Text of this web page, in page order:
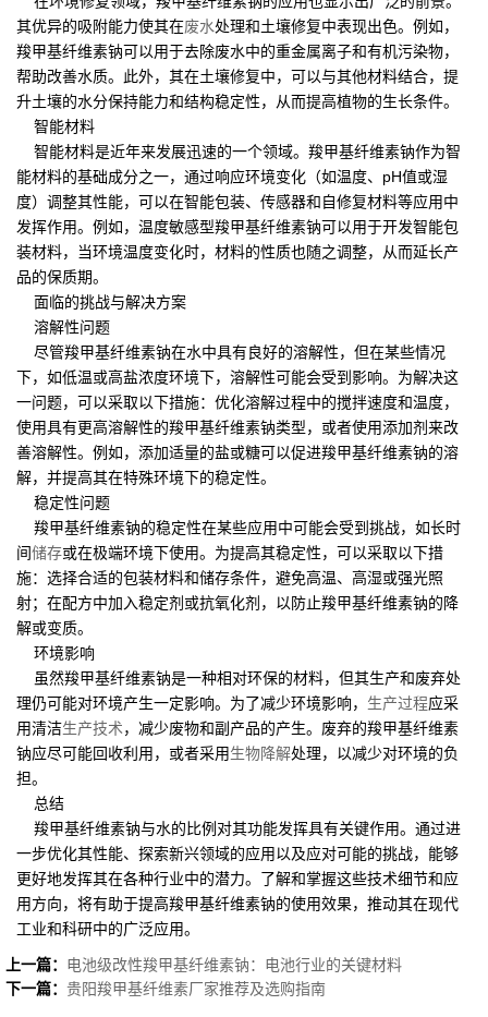
其优异的吸附能力使其在废水处理和土壤修复中表现出色。例如，
羧甲基纤维素钠可以用于去除废水中的重金属离子和有机污染物，
帮助改善水质。此外，其在土壤修复中，可以与其他材料结合，提
升土壤的水分保持能力和结构稳定性，从而提高植物的生长条件。
智能材料
智能材料是近年来发展迅速的一个领域。羧甲基纤维素钠作为智
能材料的基础成分之一，通过响应环境变化（如温度、pH值或湿
度）调整其性能，可以在智能包装、传感器和自修复材料等应用中
发挥作用。例如，温度敏感型羧甲基纤维素钠可以用于开发智能包
装材料，当环境温度变化时，材料的性质也随之调整，从而延长产
品的保质期。
面临的挑战与解决方案
溶解性问题
尽管羧甲基纤维素钠在水中具有良好的溶解性，但在某些情况
下，如低温或高盐浓度环境下，溶解性可能会受到影响。为解决这
一问题，可以采取以下措施：优化溶解过程中的搅拌速度和温度，
使用具有更高溶解性的羧甲基纤维素钠类型，或者使用添加剂来改
善溶解性。例如，添加适量的盐或糖可以促进羧甲基纤维素钠的溶
解，并提高其在特殊环境下的稳定性。
稳定性问题
羧甲基纤维素钠的稳定性在某些应用中可能会受到挑战，如长时
间储存或在极端环境下使用。为提高其稳定性，可以采取以下措
施：选择合适的包装材料和储存条件，避免高温、高湿或强光照
射；在配方中加入稳定剂或抗氧化剂，以防止羧甲基纤维素钠的降
解或变质。
环境影响
虽然羧甲基纤维素钠是一种相对环保的材料，但其生产和废弃处
理仍可能对环境产生一定影响。为了减少环境影响， 生产过程应采
用清洁生产技术，减少废物和副产品的产生。废弃的羧甲基纤维素
钠应尽可能回收利用，或者采用生物降解处理，以减少对环境的负
担。
总结
羧甲基纤维素钠与水的比例对其功能发挥具有关键作用。通过进
一步优化其性能、探索新兴领域的应用以及应对可能的挑战，能够
更好地发挥其在各种行业中的潜力。了解和掌握这些技术细节和应
用方向，将有助于提高羧甲基纤维素钠的使用效果，推动其在现代
工业和科研中的广泛应用。
上一篇： 电池级改性羧甲基纤维素钠：电池行业的关键材料
下一篇： 贵阳羧甲基纤维素厂家推荐及选购指南